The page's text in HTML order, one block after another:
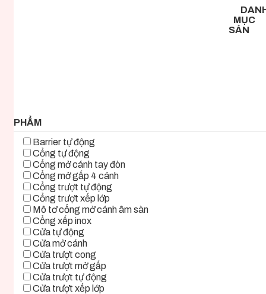
MỤC
SẢN
PHẨM
Barrier tự động
Cổng tự động
Cổng mở cánh tay đòn
Cổng mở gấp 4 cánh
Cổng trượt tự động
Cổng trượt xếp lớp
Mô tơ cổng mở cánh âm sàn
Cổng xếp inox
Cửa tự động
Cửa mở cánh
Cửa trượt cong
Cửa trượt mở gấp
Cửa trượt tự động
Cửa trượt xếp lớp